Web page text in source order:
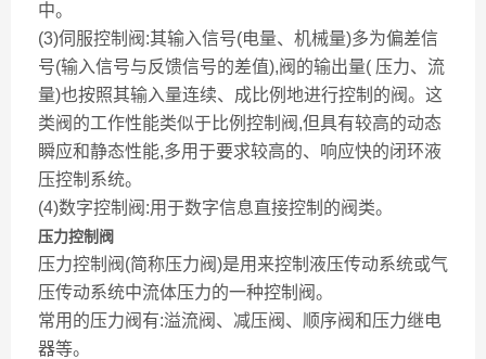
中。
(3)伺服控制阀:其输入信号(电量、机械量)多为偏差信
号(输入信号与反馈信号的差值),阀的输出量( 压力、流
量)也按照其输入量连续、成比例地进行控制的阀。这
类阀的工作性能类似于比例控制阀,但具有较高的动态
瞬应和静态性能,多用于要求较高的、响应快的闭环液
压控制系统。
(4)数字控制阀:用于数字信息直接控制的阀类。
压力控制阀
压力控制阀(简称压力阀)是用来控制液压传动系统或气
压传动系统中流体压力的一种控制阀。
常用的压力阀有:溢流阀、减压阀、顺序阀和压力继电
器等。